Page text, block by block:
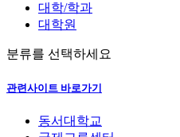
대학/학과
대학원
분류를 선택하세요
관련사이트 바로가기
동서대학교